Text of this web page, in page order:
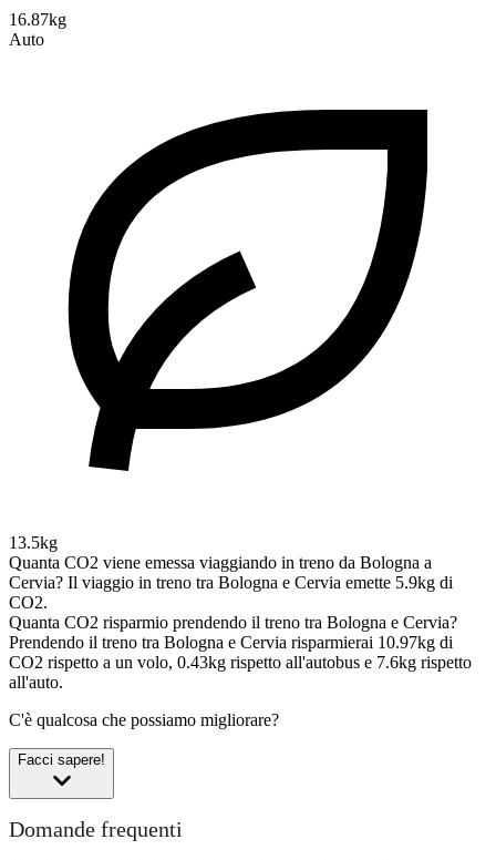
16.87kg
Auto
13.5kg
Quanta CO2 viene emessa viaggiando in treno da Bologna a
Cervia? Il viaggio in treno tra Bologna e Cervia emette 5.9kg di
CO2.
Quanta CO2 risparmio prendendo il treno tra Bologna e Cervia?
Prendendo il treno tra Bologna e Cervia risparmierai 10.97kg di
CO2 rispetto a un volo, 0.43kg rispetto all'autobus e 7.6kg rispetto
all'auto.
C'è qualcosa che possiamo migliorare?
Facci sapere!
Domande frequenti